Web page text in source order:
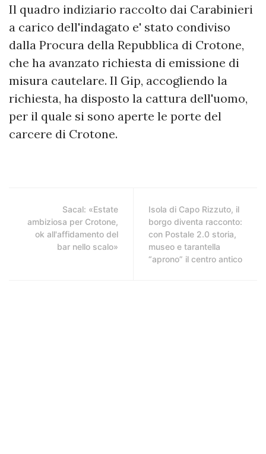
Il quadro indiziario raccolto dai Carabinieri
a carico dell'indagato e' stato condiviso
dalla Procura della Repubblica di Crotone,
che ha avanzato richiesta di emissione di
misura cautelare. Il Gip, accogliendo la
richiesta, ha disposto la cattura dell'uomo,
per il quale si sono aperte le porte del
carcere di Crotone.
Sacal: «Estate
ambiziosa per Crotone,
ok all'affidamento del
bar nello scalo»
Isola di Capo Rizzuto, il
borgo diventa racconto:
con Postale 2.0 storia,
museo e tarantella
“aprono” il centro antico